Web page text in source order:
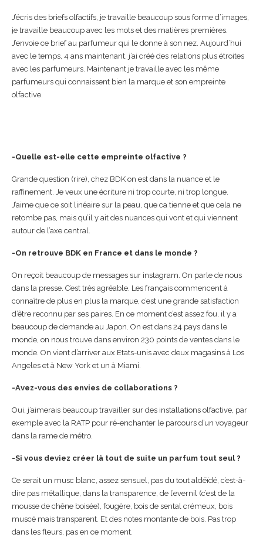
J’écris des briefs olfactifs, je travaille beaucoup sous forme d’images,
je travaille beaucoup avec les mots et des matières premières.
J’envoie ce brief au parfumeur qui le donne à son nez. Aujourd’hui
avec le temps, 4 ans maintenant, j’ai créé des relations plus étroites
avec les parfumeurs. Maintenant je travaille avec les même
parfumeurs qui connaissent bien la marque et son empreinte
olfactive.
-Quelle est-elle cette empreinte olfactive ?
Grande question (rire), chez BDK on est dans la nuance et le
raffinement. Je veux une écriture ni trop courte, ni trop longue.
J’aime que ce soit linéaire sur la peau, que ca tienne et que cela ne
retombe pas, mais qu’il y ait des nuances qui vont et qui viennent
autour de l’axe central.
-On retrouve BDK en France et dans le monde ?
On reçoit beaucoup de messages sur instagram. On parle de nous
dans la presse. C’est très agréable. Les français commencent à
connaître de plus en plus la marque, c’est une grande satisfaction
d’être reconnu par ses paires. En ce moment c’est assez fou, il y a
beaucoup de demande au Japon. On est dans 24 pays dans le
monde, on nous trouve dans environ 230 points de ventes dans le
monde. On vient d’arriver aux Etats-unis avec deux magasins à Los
Angeles et à New York et un à Miami.
-Avez-vous des envies de collaborations ?
Oui, j’aimerais beaucoup travailler sur des installations olfactive, par
exemple avec la RATP pour ré-enchanter le parcours d’un voyageur
dans la rame de métro.
-Si vous deviez créer là tout de suite un parfum tout seul ?
Ce serait un musc blanc, assez sensuel, pas du tout aldéïdé, c’est-à-
dire pas métallique, dans la transparence, de l’evernil (c’est de la
mousse de chêne boisée), fougère, bois de sental crémeux, bois
muscé mais transparent. Et des notes montante de bois. Pas trop
dans les fleurs, pas en ce moment.